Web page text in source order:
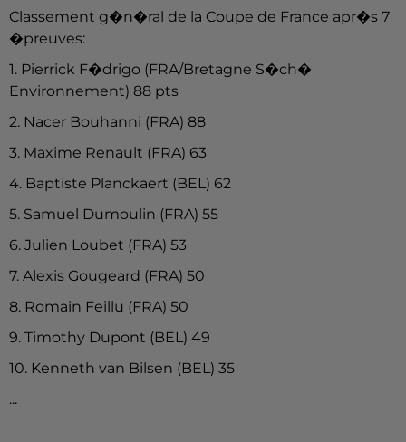
Classement g�n�ral de la Coupe de France apr�s 7
�preuves:
1. Pierrick F�drigo (FRA/Bretagne S�ch�
Environnement) 88 pts
2. Nacer Bouhanni (FRA) 88
3. Maxime Renault (FRA) 63
4. Baptiste Planckaert (BEL) 62
5. Samuel Dumoulin (FRA) 55
6. Julien Loubet (FRA) 53
7. Alexis Gougeard (FRA) 50
8. Romain Feillu (FRA) 50
9. Timothy Dupont (BEL) 49
10. Kenneth van Bilsen (BEL) 35
...